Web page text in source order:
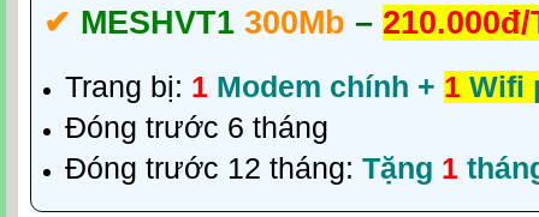
✔‎ MESHVT1 300Mb –
Trang bị: 1 Modem chính + 1 Wifi
Đóng trước 6 tháng
Đóng trước 12 tháng: Tặng 1